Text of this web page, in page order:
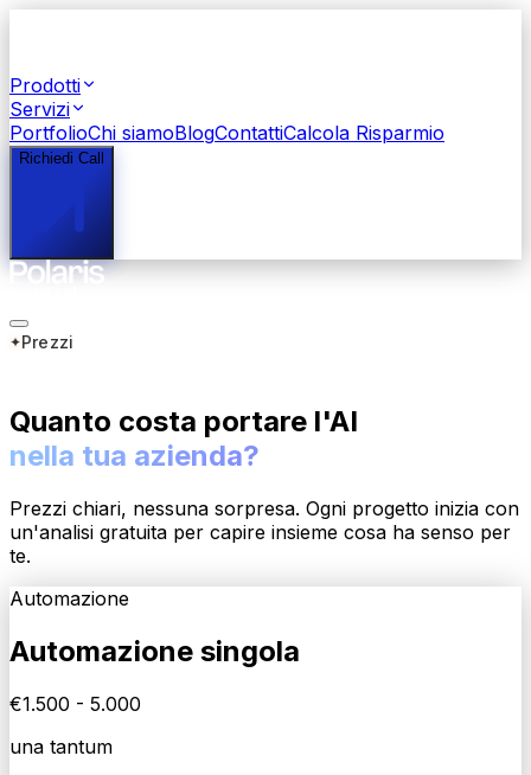
Prodotti
Servizi
PortfolioChi siamoBlogContattiCalcola Risparmio
Richiedi Call
Prezzi
Quanto costa portare l'AI
nella tua azienda?
Prezzi chiari, nessuna sorpresa. Ogni progetto inizia con
un'analisi gratuita per capire insieme cosa ha senso per
te.
Automazione
Automazione singola
€1.500 - 5.000
una tantum